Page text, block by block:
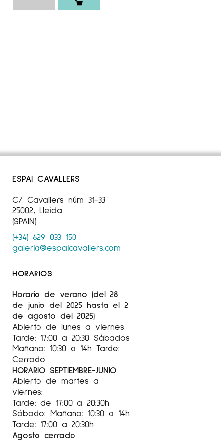
ESPAI CAVALLERS
C/ Cavallers núm 31-33
25002, Lleida
(SPAIN)
(+34) 629 033 150
galeria@espaicavallers.com
HORARIOS
Horario de verano (del 28
de junio del 2025 hasta el 2
de agosto del 2025)
Abierto de lunes a viernes
Tarde: 17:00 a 20:30 Sábados
Mañana: 10:30 a 14h Tarde:
Cerrado
HORARIO SEPTIEMBRE-JUNIO
Abierto de martes a
viernes:
Tarde: de 17:00 a 20:30h
Sábado: Mañana: 10:30 a 14h
Tarde: 17:00 a 20:30h
Agosto cerrado